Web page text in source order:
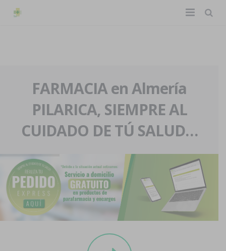
La farmacia
Nuestra historia
Nuestro equipo
Eventos
Servicios y reservas
Pedidos express
Blog
Contacto
Boletín
FARMACIA en Almería
PILARICA, SIEMPRE AL
CUIDADO DE TÚ SALUD…